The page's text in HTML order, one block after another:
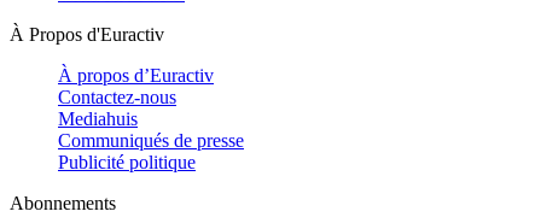
À Propos d'Euractiv
À propos d’Euractiv
Contactez-nous
Mediahuis
Communiqués de presse
Publicité politique
Abonnements